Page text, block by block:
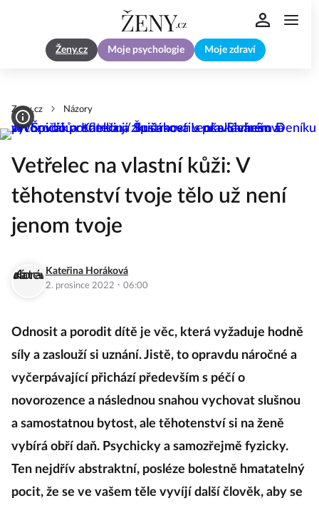
Ženy.cz Moje psychologie Moje zdraví
Zeny.cz Názory
Vetřelec na vlastní kůži: V
těhotenství tvoje tělo už není
jenom tvoje
Kateřina Horáková
2. prosince 2022 · 06:00
Odnosit a porodit dítě je věc, která vyžaduje hodně
síly a zaslouží si uznání. Jistě, to opravdu náročné a
vyčerpávající přichází především s péčí o
novorozence a následnou snahou vychovat slušnou
a samostatnou bytost, ale těhotenství si na ženě
vybírá obří daň. Psychicky a samozřejmě fyzicky.
Ten nejdřív abstraktní, posléze bolestně hmatatelný
pocit, že se ve vašem těle vyvíjí další člověk, aby se